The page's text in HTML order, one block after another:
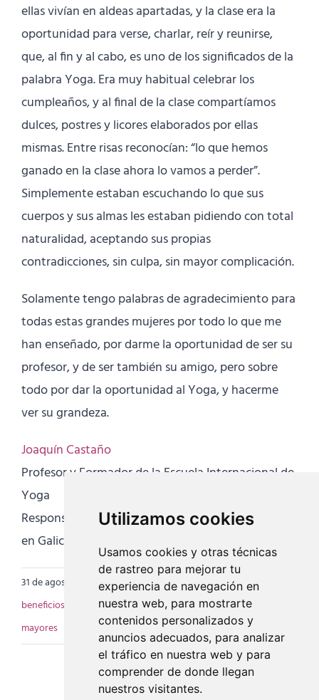
Utilizamos cookies
Usamos cookies y otras técnicas
de rastreo para mejorar tu
experiencia de navegación en
nuestra web, para mostrarte
contenidos personalizados y
anuncios adecuados, para analizar
el tráfico en nuestra web y para
comprender de donde llegan
nuestros visitantes.
ellas vivían en aldeas apartadas, y la clase era la
oportunidad para verse, charlar, reír y reunirse,
que, al fin y al cabo, es uno de los significados de la
palabra Yoga. Era muy habitual celebrar los
cumpleaños, y al final de la clase compartíamos
dulces, postres y licores elaborados por ellas
mismas. Entre risas reconocían: “lo que hemos
ganado en la clase ahora lo vamos a perder”.
Simplemente estaban escuchando lo que sus
cuerpos y sus almas les estaban pidiendo con total
naturalidad, aceptando sus propias
contradicciones, sin culpa, sin mayor complicación.
Solamente tengo palabras de agradecimiento para
todas estas grandes mujeres por todo lo que me
han enseñado, por darme la oportunidad de ser su
profesor, y de ser también su amigo, pero sobre
todo por dar la oportunidad al Yoga, y hacerme
ver su grandeza.
Joaquín Castaño
Profesor y Formador de la Escuela Internacional de
Yoga
Responsable de la Escuela Internacional de Yoga
en Galicia y Baleares
31 de agosto de 2016 | Categorías:Artículos | Etiquetas:
beneficios del Yoga,que es el yoga ,respiracion,yoga para
mayores